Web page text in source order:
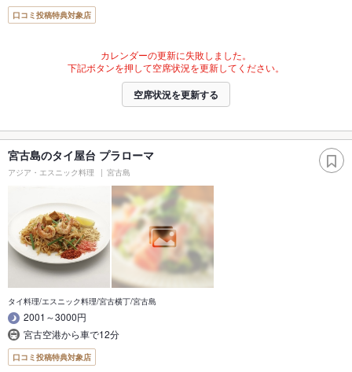
口コミ投稿特典対象店
カレンダーの更新に失敗しました。
下記ボタンを押して空席状況を更新してください。
空席状況を更新する
宮古島のタイ屋台 プラローマ
アジア・エスニック料理 宮古島
タイ料理/エスニック料理/宮古横丁/宮古島
2001～3000円
宮古空港から車で12分
口コミ投稿特典対象店